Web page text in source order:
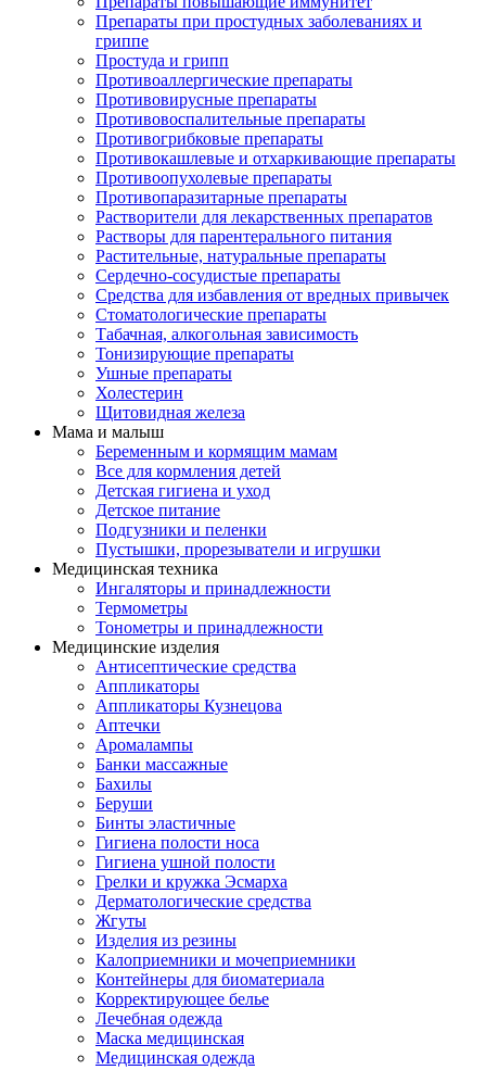
Препараты при простудных заболеваниях и
гриппе
Простуда и грипп
Противоаллергические препараты
Противовирусные препараты
Противовоспалительные препараты
Противогрибковые препараты
Противокашлевые и отхаркивающие препараты
Противоопухолевые препараты
Противопаразитарные препараты
Растворители для лекарственных препаратов
Растворы для парентерального питания
Растительные, натуральные препараты
Сердечно-сосудистые препараты
Средства для избавления от вредных привычек
Стоматологические препараты
Табачная, алкогольная зависимость
Тонизирующие препараты
Ушные препараты
Холестерин
Щитовидная железа
Мама и малыш
Беременным и кормящим мамам
Все для кормления детей
Детская гигиена и уход
Детское питание
Подгузники и пеленки
Пустышки, прорезыватели и игрушки
Медицинская техника
Ингаляторы и принадлежности
Термометры
Тонометры и принадлежности
Медицинские изделия
Антисептические средства
Аппликаторы
Аппликаторы Кузнецова
Аптечки
Аромалампы
Банки массажные
Бахилы
Беруши
Бинты эластичные
Гигиена полости носа
Гигиена ушной полости
Грелки и кружка Эсмарха
Дерматологические средства
Жгуты
Изделия из резины
Калоприемники и мочеприемники
Контейнеры для биоматериала
Корректирующее белье
Лечебная одежда
Маска медицинская
Медицинская одежда